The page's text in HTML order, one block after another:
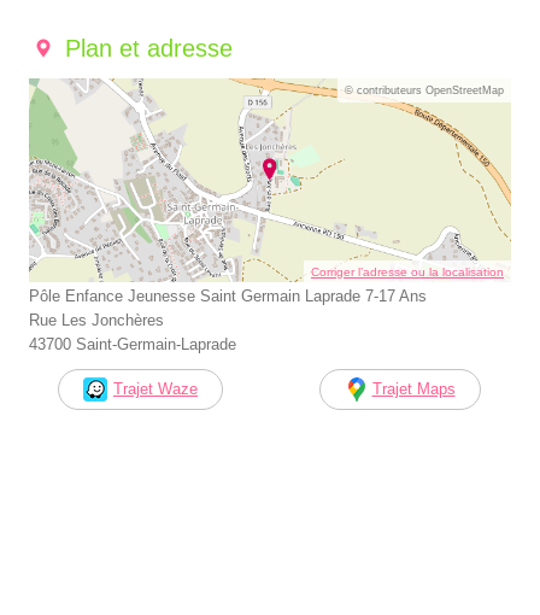
Plan et adresse
© contributeurs OpenStreetMap
Corriger l’adresse ou la localisation
Pôle Enfance Jeunesse Saint Germain Laprade 7-17 Ans
Rue Les Jonchères
43700 Saint-Germain-Laprade
Trajet Waze Trajet Maps